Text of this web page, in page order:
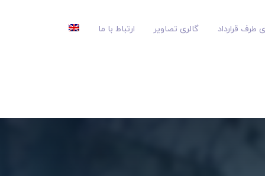
طرف قرارداد گالری تصاویر ارتباط با ما